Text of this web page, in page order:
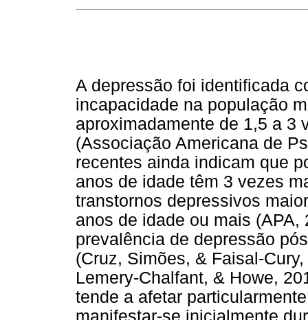
A depressão foi identificada
incapacidade na população
aproximadamente de 1,5 a 3
(Associação Americana de
recentes ainda indicam que
anos de idade têm 3 vezes
transtornos depressivos
anos de idade ou mais
prevalência de depressão
(Cruz, Simões, & Faisal-
Lemery-Chalfant, & Howe,
tende a afetar